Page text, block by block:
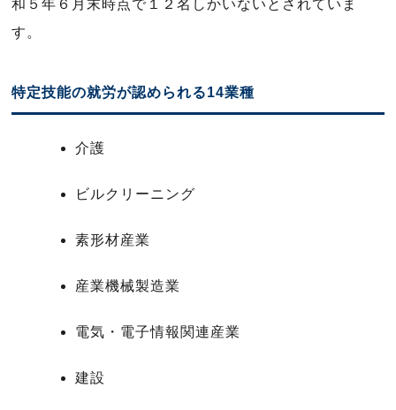
和５年６月末時点で１２名しかいないとされていま
す。
特定技能の就労が認められる14業種
介護
ビルクリーニング
素形材産業
産業機械製造業
電気・電子情報関連産業
建設